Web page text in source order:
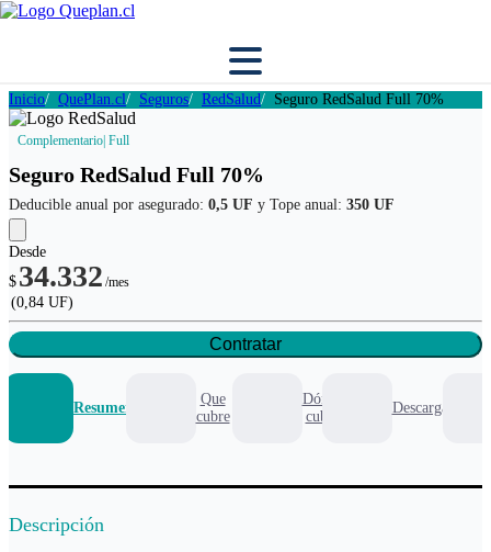
Inicio QuePlan.cl Seguros RedSalud Seguro RedSalud Full 70%
Complementario | Full
Seguro RedSalud Full 70%
Deducible anual por asegurado: 0,5 UF y Tope anual: 350 UF
Desde
$ 34.332 /mes
(0,84 UF)
Contratar
Resumen
Que
cubre
Dónde
cubre
Descargables
Descripción